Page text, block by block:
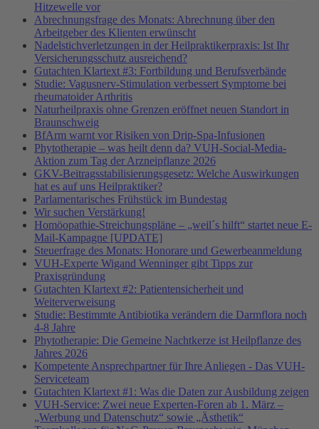
Hitzewelle vor
Abrechnungsfrage des Monats: Abrechnung über den
Arbeitgeber des Klienten erwünscht
Nadelstichverletzungen in der Heilpraktikerpraxis: Ist Ihr
Versicherungsschutz ausreichend?
Gutachten Klartext #3: Fortbildung und Berufsverbände
Studie: Vagusnerv-Stimulation verbessert Symptome bei
rheumatoider Arthritis
Naturheilpraxis ohne Grenzen eröffnet neuen Standort in
Braunschweig
BfArm warnt vor Risiken von Drip-Spa-Infusionen
Phytotherapie – was heilt denn da? VUH-Social-Media-
Aktion zum Tag der Arzneipflanze 2026
GKV-Beitragsstabilisierungsgesetz: Welche Auswirkungen
hat es auf uns Heilpraktiker?
Parlamentarisches Frühstück im Bundestag
Wir suchen Verstärkung!
Homöopathie-Streichungspläne – „weil´s hilft“ startet neue E-
Mail-Kampagne [UPDATE]
Steuerfrage des Monats: Honorare und Gewerbeanmeldung
VUH-Experte Wigand Wenninger gibt Tipps zur
Praxisgründung
Gutachten Klartext #2: Patientensicherheit und
Weiterverweisung
Studie: Bestimmte Antibiotika verändern die Darmflora noch
4-8 Jahre
Phytotherapie: Die Gemeine Nachtkerze ist Heilpflanze des
Jahres 2026
Kompetente Ansprechpartner für Ihre Anliegen - Das VUH-
Serviceteam
Gutachten Klartext #1: Was die Daten zur Ausbildung zeigen
VUH-Service: Zwei neue Experten-Foren ab 1. März –
„Werbung und Datenschutz“ sowie „Ästhetik“